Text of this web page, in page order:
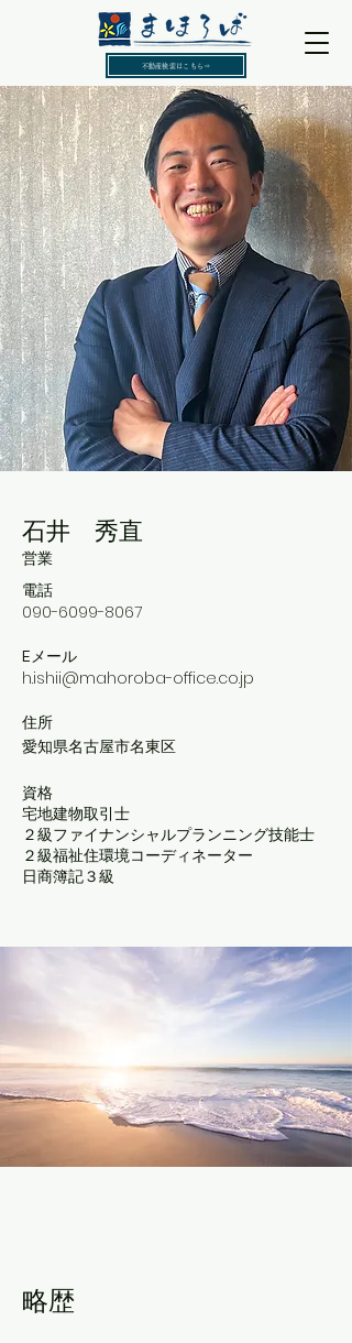
不動産検索はこちら⇒
石井 秀直
​営業
電話
090-6099-8067
Eメール
h.ishii@mahoroba-office.co.jp
住所
​愛知県名古屋市名東区
資格
宅地建物取引士
２級ファイナンシャルプランニング技能士
２級福祉住環境コーディネーター
​日商簿記３級
略歴